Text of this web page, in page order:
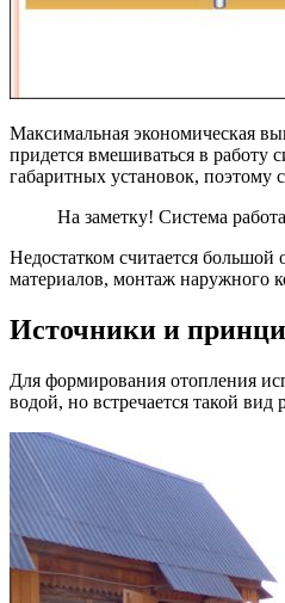
Максимальная экономическая
придется вмешиваться в работу
габаритных установок, поэтому
На заметку! Система
Недостатком считается большой
материалов, монтаж наружного
Источники и
Для формирования отопления
водой, но встречается такой